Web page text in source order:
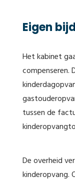
Eigen
Het kabinet
compenseren.
tussen de
De overheid
kinderopvang.